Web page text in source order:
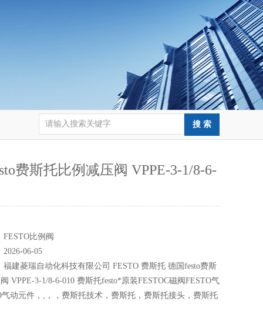
费斯托比例减压阀 VPPE-3-1/8-6-
FESTO比例阀
2026-06-05
福建菱瑞自动化科技有限公司 FESTO 费斯托 德国festo费斯
VPPE-3-1/8-6-010 费斯托festo*原装FESTOC磁阀FESTO气
气动元件，,，，费斯托技术，费斯托，费斯托接头，费斯托